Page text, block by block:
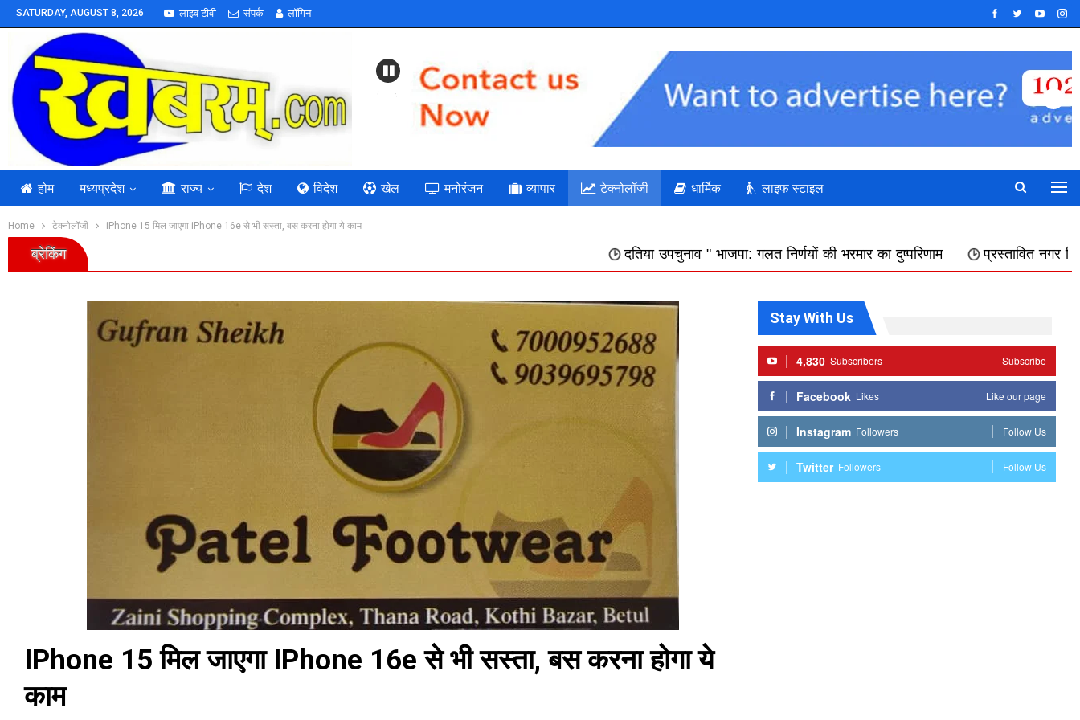
SATURDAY, AUGUST 8, 2026 लाइव टीवी संपर्क लॉगिन
Previous
होम मध्यप्रदेश राज्य देश विदेश खेल मनोरंजन व्यापार टेक्नोलॉजी धार्मिक लाइफ स्टाइल
Home टेक्नोलॉजी iPhone 15 मिल जाएगा iPhone 16e से भी सस्ता, बस करना होगा ये काम
ब्रेकिंग दतिया उपचुनाव " भाजपा: गलत निर्णयों की भरमार का दुष्परिणाम प्रस्तावित नगर निगम में शामिल किए
IPhone 15 मिल जाएगा IPhone 16e से भी सस्ता, बस करना होगा ये
काम
Stay With Us
4,830 Subscribers Subscribe
Facebook Likes Like our page
Instagram Followers Follow Us
Twitter Followers Follow Us